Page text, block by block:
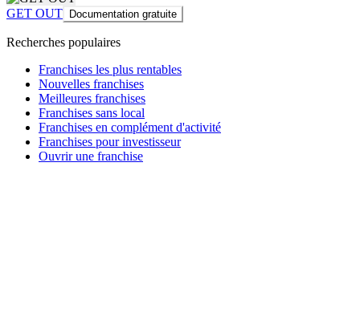
GET OUT Documentation gratuite
Recherches populaires
Franchises les plus rentables
Nouvelles franchises
Meilleures franchises
Franchises sans local
Franchises en complément d'activité
Franchises pour investisseur
Ouvrir une franchise